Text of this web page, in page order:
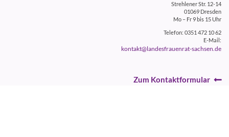
Strehlener Str. 12-14
01069 Dresden
Mo – Fr 9 bis 15 Uhr
Telefon: 0351 472 10 62
E-Mail:
kontakt@landesfrauenrat-sachsen.de
Zum Kontaktformular